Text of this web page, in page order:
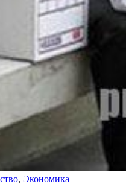
, Экономика